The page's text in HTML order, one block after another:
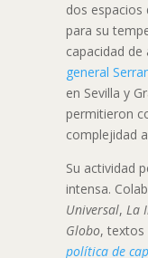
dos
para su
capacidad de
general
en Sevilla y
permitieron
complejidad
Su actividad
intensa.
Universal, La
Globo, textos
política de